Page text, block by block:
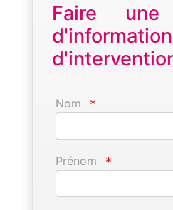
Faire une
Nom *
Prénom *